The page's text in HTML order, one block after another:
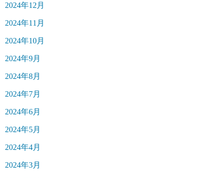
2024年12月
2024年11月
2024年10月
2024年9月
2024年8月
2024年7月
2024年6月
2024年5月
2024年4月
2024年3月